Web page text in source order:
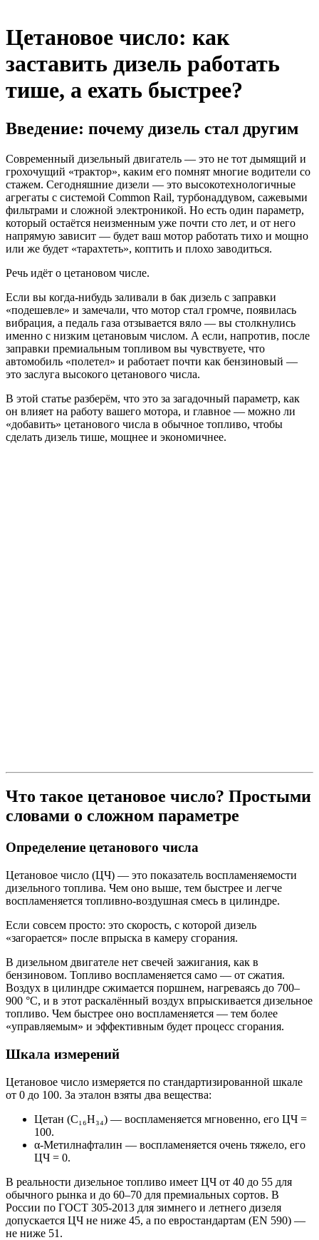
Цетановое число: как
заставить дизель работать
тише, а ехать быстрее?
Введение: почему дизель стал другим
Современный дизельный двигатель — это не тот дымящий и
грохочущий «трактор», каким его помнят многие водители со
стажем. Сегодняшние дизели — это высокотехнологичные
агрегаты с системой Common Rail, турбонаддувом, сажевыми
фильтрами и сложной электроникой. Но есть один параметр,
который остаётся неизменным уже почти сто лет, и от него
напрямую зависит — будет ваш мотор работать тихо и мощно
или же будет «тарахтеть», коптить и плохо заводиться.
Речь идёт о цетановом числе.
Если вы когда-нибудь заливали в бак дизель с заправки
«подешевле» и замечали, что мотор стал громче, появилась
вибрация, а педаль газа отзывается вяло — вы столкнулись
именно с низким цетановым числом. А если, напротив, после
заправки премиальным топливом вы чувствуете, что
автомобиль «полетел» и работает почти как бензиновый —
это заслуга высокого цетанового числа.
В этой статье разберём, что это за загадочный параметр, как
он влияет на работу вашего мотора, и главное — можно ли
«добавить» цетанового числа в обычное топливо, чтобы
сделать дизель тише, мощнее и экономичнее.
Что такое цетановое число? Простыми
словами о сложном параметре
Определение цетанового числа
Цетановое число (ЦЧ) — это показатель воспламеняемости
дизельного топлива. Чем оно выше, тем быстрее и легче
воспламеняется топливно-воздушная смесь в цилиндре.
Если совсем просто: это скорость, с которой дизель
«загорается» после впрыска в камеру сгорания.
В дизельном двигателе нет свечей зажигания, как в
бензиновом. Топливо воспламеняется само — от сжатия.
Воздух в цилиндре сжимается поршнем, нагреваясь до 700–
900 °C, и в этот раскалённый воздух впрыскивается дизельное
топливо. Чем быстрее оно воспламеняется — тем более
«управляемым» и эффективным будет процесс сгорания.
Шкала измерений
Цетановое число измеряется по стандартизированной шкале
от 0 до 100. За эталон взяты два вещества:
Цетан (C₁₆H₃₄) — воспламеняется мгновенно, его ЦЧ =
100.
α-Метилнафталин — воспламеняется очень тяжело, его
ЦЧ = 0.
В реальности дизельное топливо имеет ЦЧ от 40 до 55 для
обычного рынка и до 60–70 для премиальных сортов. В
России по ГОСТ 305-2013 для зимнего и летнего дизеля
допускается ЦЧ не ниже 45, а по евростандартам (EN 590) —
не ниже 51.